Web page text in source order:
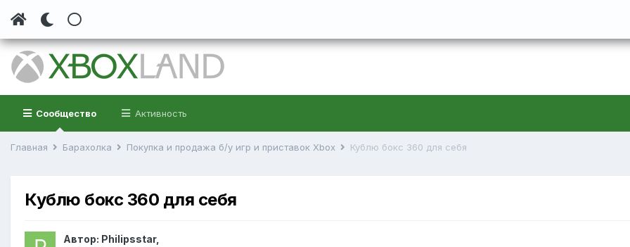
Сообщество Активность
Главная Барахолка Покупка и продажа б/у игр и приставок Xbox Кублю бокс 360 для себя
Кублю бокс 360 для себя
Автор: Philipsstar,